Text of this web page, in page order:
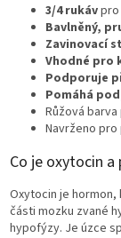
3/4 rukáv
Bavlněný,
Zavinovací
Vhodné pro
Podporuje
Pomáhá
Růžová
Navrženo
Co je oxytocin
Oxytocin je hormon,
části mozku zvané
hypofýzy. Je úzce